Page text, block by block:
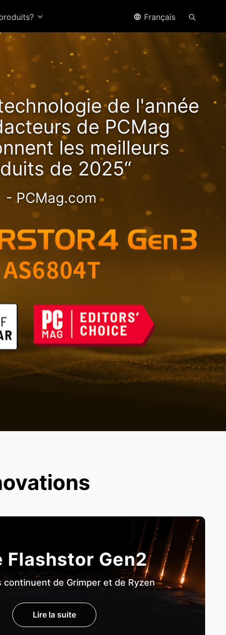
Français
de l'année
de PCMag
les meilleurs
de 2025“
- PCMag.com
haute valeur
pour la maison et le
du futur
Flashstor Gen2
continuent de Grimper et de Ryzen
Lire la suite